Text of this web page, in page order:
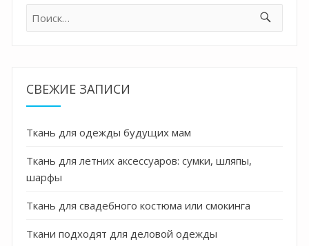
Найти:
СВЕЖИЕ ЗАПИСИ
Ткань для одежды будущих мам
Ткань для летних аксессуаров: сумки, шляпы,
шарфы
Ткань для свадебного костюма или смокинга
Ткани подходят для деловой одежды